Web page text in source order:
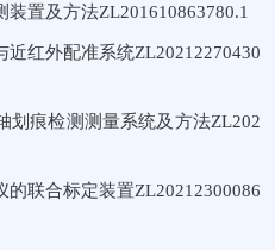
置及方法ZL201610863780.1
红外配准系统ZL20212270430
划痕检测测量系统及方法ZL202
联合标定装置ZL20212300086